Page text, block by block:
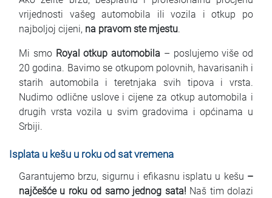
Najčešća pitanja
Blog
Kontakt
EN
vrijednosti vašeg automobila ili vozila i otkup po
najboljoj cijeni, na pravom ste mjestu.
Mi smo Royal otkup automobila – poslujemo više od
20 godina. Bavimo se otkupom polovnih, havarisanih i
starih automobila i teretnjaka svih tipova i vrsta.
Nudimo odlične uslove i cijene za otkup automobila i
drugih vrsta vozila u svim gradovima i općinama u
Srbiji.
Isplata u kešu u roku od sat vremena
Garantujemo brzu, sigurnu i efikasnu isplatu u kešu –
najčešće u roku od samo jednog sata! Naš tim dolazi